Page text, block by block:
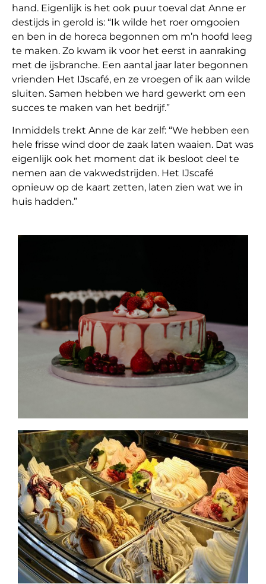
hand. Eigenlijk is het ook puur toeval dat Anne er
destijds in gerold is: “Ik wilde het roer omgooien
en ben in de horeca begonnen om m’n hoofd leeg
te maken. Zo kwam ik voor het eerst in aanraking
met de ijsbranche. Een aantal jaar later begonnen
vrienden Het IJscafé, en ze vroegen of ik aan wilde
sluiten. Samen hebben we hard gewerkt om een
succes te maken van het bedrijf.”
Inmiddels trekt Anne de kar zelf: “We hebben een
hele frisse wind door de zaak laten waaien. Dat was
eigenlijk ook het moment dat ik besloot deel te
nemen aan de vakwedstrijden. Het IJscafé
opnieuw op de kaart zetten, laten zien wat we in
huis hadden.”